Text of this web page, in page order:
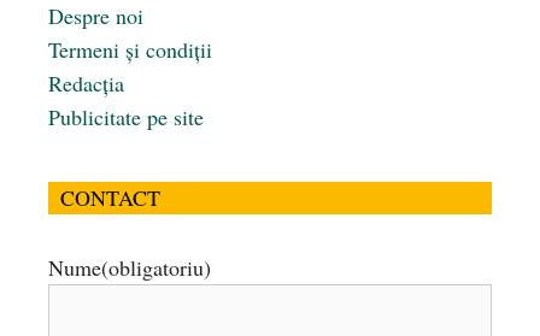
Despre noi
Termeni și condiții
Redacția
Publicitate pe site
CONTACT
Nume(obligatoriu)